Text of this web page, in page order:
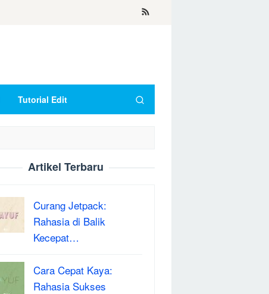
Tutorial Edit
Artikel Terbaru
Curang Jetpack:
Rahasia di Balik
Kecepat…
Cara Cepat Kaya:
Rahasia Sukses